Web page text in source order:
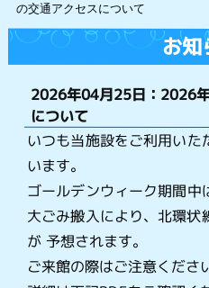
の交通アクセスについて
お知
2026年04月25日：2026
について
いつも当施設をご利用い
います。
ゴールデンウィーク期間中
大ごみ搬入により、北環
が 予想されます。
ご来館の際はご注意くださ